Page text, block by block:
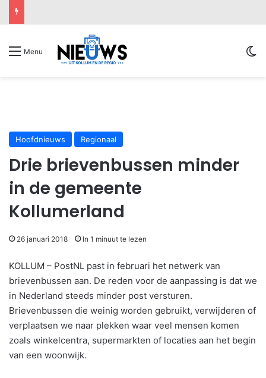
Menu
Hoofdnieuws Regionaal
Drie brievenbussen minder
in de gemeente
Kollumerland
26 januari 2018 In 1 minuut te lezen
KOLLUM – PostNL past in februari het netwerk van
brievenbussen aan. De reden voor de aanpassing is dat we
in Nederland steeds minder post versturen.
Brievenbussen die weinig worden gebruikt, verwijderen of
verplaatsen we naar plekken waar veel mensen komen
zoals winkelcentra, supermarkten of locaties aan het begin
van een woonwijk.